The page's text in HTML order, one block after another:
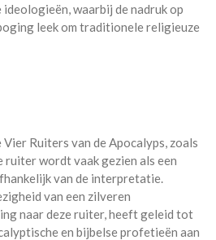
waarbij de nadruk op
leek om traditionele religieuze
Ruiters van de Apocalyps, zoals
ruiter wordt vaak gezien als een
van de interpretatie.
van een zilveren
naar deze ruiter, heeft geleid tot
en bijbelse profetieën aan